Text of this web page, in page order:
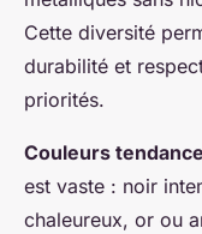
Cette diversité
durabilité et
priorités.
Couleurs
est vaste : noir
chaleureux, or ou